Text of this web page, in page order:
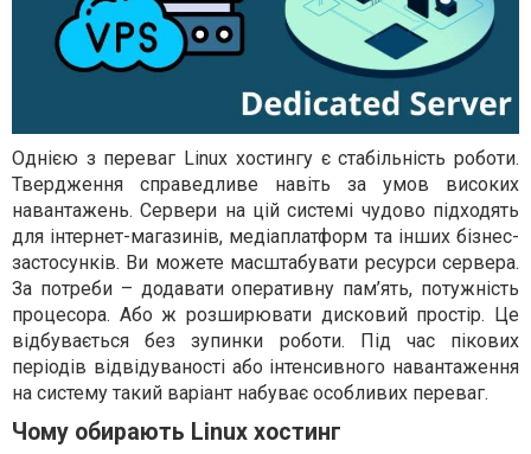
Однією з переваг Linux хостингу є стабільність роботи.
Твердження справедливе навіть за умов високих
навантажень. Сервери на цій системі чудово підходять
для інтернет-магазинів, медіаплатформ та інших бізнес-
застосунків. Ви можете масштабувати ресурси сервера.
За потреби – додавати оперативну пам’ять, потужність
процесора. Або ж розширювати дисковий простір. Це
відбувається без зупинки роботи. Під час пікових
періодів відвідуваності або інтенсивного навантаження
на систему такий варіант набуває особливих переваг.
Чому обирають Linux хостинг